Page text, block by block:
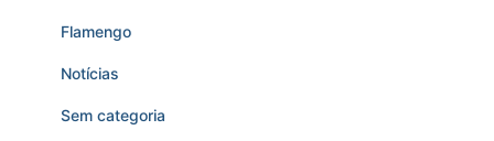
Flamengo
Notícias
Sem categoria